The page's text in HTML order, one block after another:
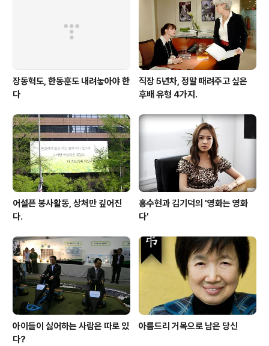
여권과 티켓(유레일패스)을 차장아저씨에게 전달하고 단잠
을 잤습니다. 다음 날 아침, 목적지인 취리히 역에 도착하여
짐을 내리는데, 차장이 여권만 주고 지나갔습니..
장동혁도, 한동훈도 내려놓아야 한
다
직장 5년차, 정말 때려주고 싶은
후배 유형 4가지.
어설픈 봉사활동, 상처만 깊어진
다.
홍수현과 김기덕의 '영화는 영화
다'
아이들이 싫어하는 사람은 따로 있
다?
아름드리 거목으로 남은 당신